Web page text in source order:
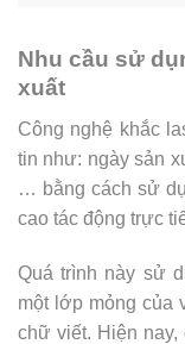
Nhu cầu sử
xuất
Công nghệ khắc
tin như: ngày sản
… bằng cách sử
cao tác động trực
Quá trình này sử
một lớp mỏng của
chữ viết. Hiện